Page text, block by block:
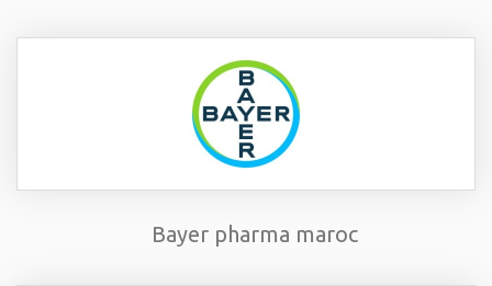
Bayer pharma maroc